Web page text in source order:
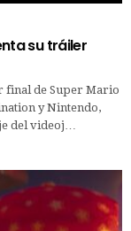
su tráiler
final de Super Mario
y Nintendo,
del videoj…